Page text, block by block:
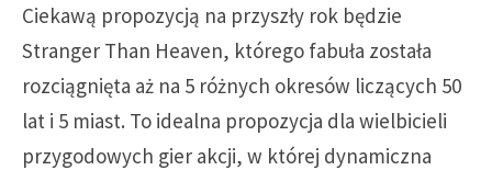
Ciekawą propozycją na przyszły rok będzie
Stranger Than Heaven, którego fabuła została
rozciągnięta aż na 5 różnych okresów liczących 50
lat i 5 miast. To idealna propozycja dla wielbicieli
przygodowych gier akcji, w której dynamiczna